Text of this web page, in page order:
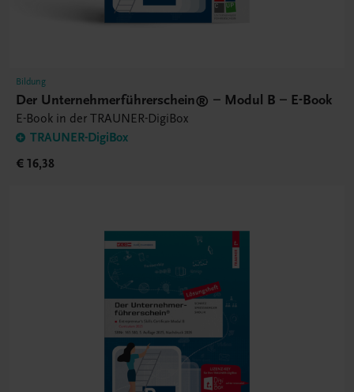
Bildung
Der Unternehmerführerschein® – Modul B – E-Book
E-Book in der TRAUNER-DigiBox
TRAUNER-DigiBox
€ 16,38